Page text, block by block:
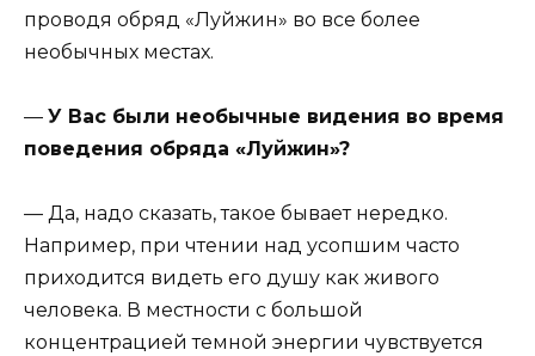
проводя обряд «Луйжин» во все более
необычных местах.
— У Вас были необычные видения во время
поведения обряда «Луйжин»?
— Да, надо сказать, такое бывает нередко.
Например, при чтении над усопшим часто
приходится видеть его душу как живого
человека. В местности с большой
концентрацией темной энергии чувствуется